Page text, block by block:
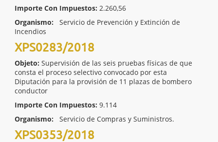
Importe Con Impuestos: 2.260,56
Organismo:
Servicio de Prevención y Extinción de
Incendios
XPS0283/2018
Objeto: Supervisión de las seis pruebas físicas de que
consta el proceso selectivo convocado por esta
Diputación para la provisión de 11 plazas de bombero
conductor
Importe Con Impuestos: 9.114
Organismo:
Servicio de Compras y Suministros.
XPS0353/2018